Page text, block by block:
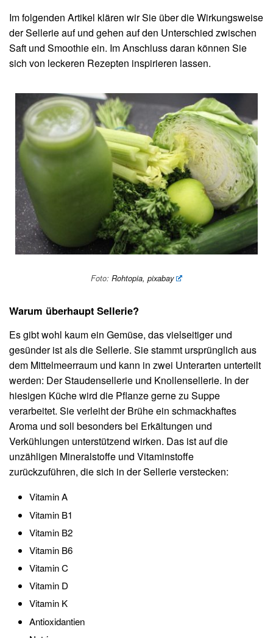
Im folgenden Artikel klären wir Sie über die Wirkungsweise
der Sellerie auf und gehen auf den Unterschied zwischen
Saft und Smoothie ein. Im Anschluss daran können Sie
sich von leckeren Rezepten inspirieren lassen.
Foto:Rohtopia, pixabay
Warum überhaupt Sellerie?
Es gibt wohl kaum ein Gemüse, das vielseitiger und
gesünder ist als die Sellerie. Sie stammt ursprünglich aus
dem Mittelmeerraum und kann in zwei Unterarten unterteilt
werden: Der Staudensellerie und Knollensellerie. In der
hiesigen Küche wird die Pflanze gerne zu Suppe
verarbeitet. Sie verleiht der Brühe ein schmackhaftes
Aroma und soll besonders bei Erkältungen und
Verkühlungen unterstützend wirken. Das ist auf die
unzähligen Mineralstoffe und Vitaminstoffe
zurückzuführen, die sich in der Sellerie verstecken:
Vitamin A
Vitamin B1
Vitamin B2
Vitamin B6
Vitamin C
Vitamin D
Vitamin K
Antioxidantien